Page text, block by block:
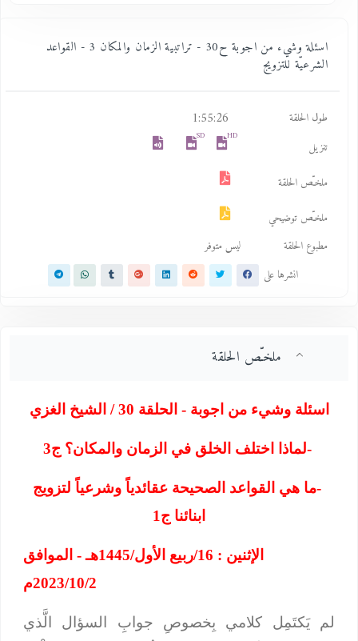
اسئلة وشيء من اجوبة ح30 - تراتبية الزمان والمكان 3 - القواعد
الشرعيّة للتزويج
طول الحلقة 1:55:26
تنزيل
HD
SD
ملخـّص الحلقة
ملخـّص توضيحي
مطبوع الحلقة
ليس متوفر
انشرها على
ملخـّص الحلقة
اسئلة وشيء من اجوبة - الحلقة 30 / الشيخ الغزي
لماذا اختلف الخلق في الزمان والمكان؟ ج3
ما هي القواعد الصحيحة عقائدياً وشرعياً لتزويج
ابنائنا ج1
الإثنين : 16/ربيع الأول/1445هـ - الموافق
2023/10/2م
لم يَكتَمِل كلامي بِخصوصِ جوابِ السؤال الَّذي